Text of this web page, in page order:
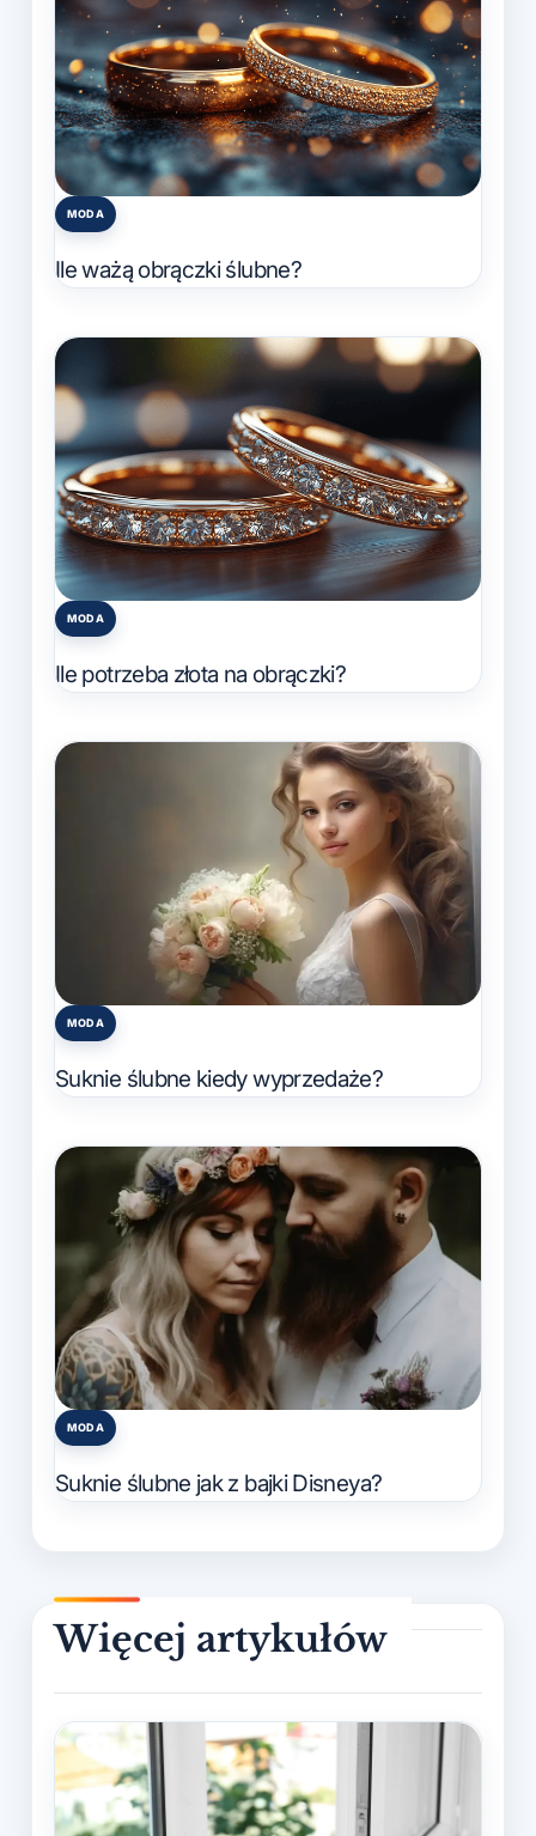
Posted
MODA
Ile ważą obrączki ślubne?
Posted
MODA
Ile potrzeba złota na obrączki?
Posted
MODA
Suknie ślubne kiedy wyprzedaże?
Posted
MODA
Suknie ślubne jak z bajki Disneya?